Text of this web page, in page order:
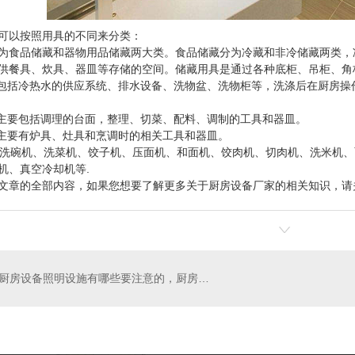
以按照用具的不同来分类：
食品储藏和器物用品储藏两大类。食品储藏分为冷藏和非冷储藏两类
餐具、炊具、器皿等存储的空间。储藏用具是通过各种底柜、吊柜、
括冷热水的供应系统、排水设备、洗物盆、洗物柜等，洗涤后在厨房
要包括调理的台面，整理、切菜、配料、调制的工具和器皿。
要有炉具、灶具和烹调时的相关工具和器皿。
碗机、洗菜机、饺子机、压面机、和面机、饺肉机、切肉机、洗米机
、真空冷却机等.
章的全部内容，如果您想要了解更多关于厨房设备厂家的相关知识，
厨房设备照明设施有哪些要注意的，厨房设备如何**？